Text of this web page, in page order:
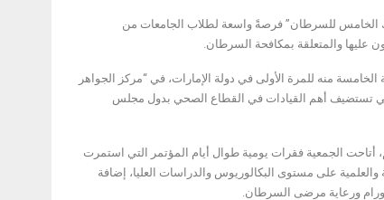
الخامس للسرطان” فرصةً واسعة لطلاب الجامعات من
عليها والمتعلقة بمكافحة السرطان.
منه للمرة الأولى في دولة الإمارات، في “مركز الجواهر
تستضيف أهم القيادات في القطاع الصحي بدول مجلس
الجمعية فقرات يومية طوال أيام المؤتمر التي استمرت
الطبية والعلمية على مستوى البكالوريوس والدراسات العليا، إضافة
ورعاية مرضى السرطان.